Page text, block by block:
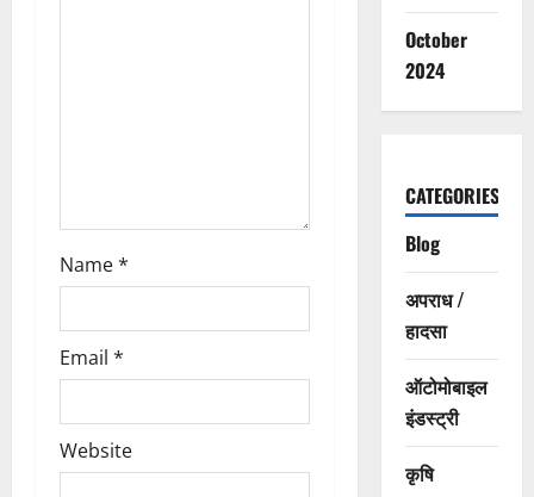
Name*
Email *
Website
October
2024
CATEGORIES
Blog
अपराध /
हादसा
ऑटोमोबाइल
इंडस्ट्री
कृषि